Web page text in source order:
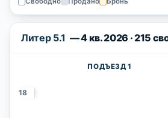
Литер 5.1 — 4 кв. 2026 · 215
ПОДЪЕЗД 1
18